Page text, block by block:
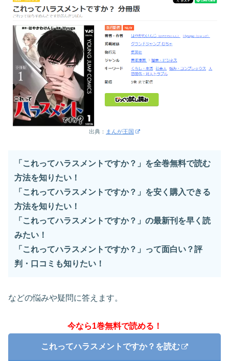
出典： まんが王国
「これってハラスメントですか？」を全巻無料で読む
方法を知りたい！
「これってハラスメントですか？」を安く購入できる
方法を知りたい！
「これってハラスメントですか？」の最新刊を早く読
みたい！
「これってハラスメントですか？」って面白い？評
判・口コミも知りたい！
などの悩みや疑問に答えます。
今なら1巻無料で読める！
これってハラスメントですか？を読む